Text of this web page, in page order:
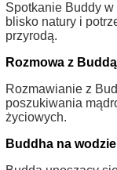
Spotkanie Buddy
blisko natury i
przyrodą.
Rozmowa z Buddą
Rozmawianie z
poszukiwania
życiowych.
Buddha na wodzie